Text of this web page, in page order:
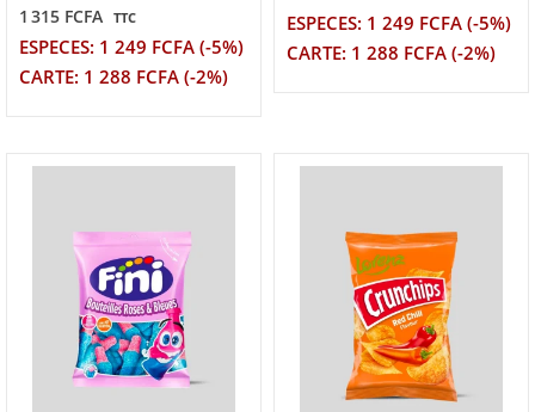
1 315 FCFA TTC
ESPECES: 1 249 FCFA (-5%)
CARTE: 1 288 FCFA (-2%)
ESPECES: 1 249 FCFA (-5%)
CARTE: 1 288 FCFA (-2%)